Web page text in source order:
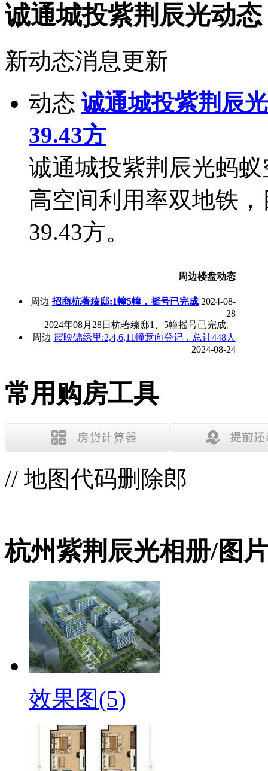
诚通城投紫荆辰光动态
新动态消息更新
动态 诚通城投紫荆辰
39.43方
诚通城投紫荆辰光蚂
高空间利用率双地铁
39.43方。
周边楼盘动态
周边 招商杭著臻邸:1幢5幢，摇号已完成 2024-08-
28
2024年08月28日杭著臻邸1、5幢摇号已完成。
周边 霞映锦绣里:2,4,6,11幢意向登记，总计448人
2024-08-24
常用购房工具
// 地图代码删除郎
杭州紫荆辰光相册/图
效果图(5)